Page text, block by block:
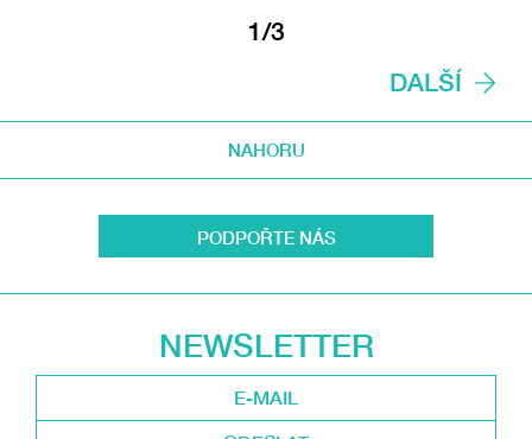
1/3
DALŠÍ
NAHORU
PODPOŘTE NÁS
NEWSLETTER